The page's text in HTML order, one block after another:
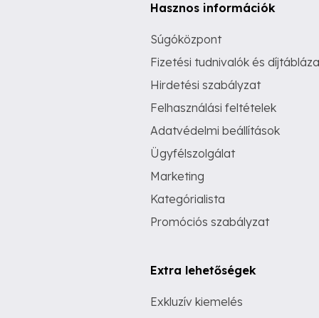
Hasznos információk
Súgóközpont
Fizetési tudnivalók és
Hirdetési szabályzat
Felhasználási feltételek
Adatvédelmi beállítások
Ügyfélszolgálat
Marketing
Kategórialista
Promóciós szabályzat
Extra lehetőségek
Exkluzív kiemelés